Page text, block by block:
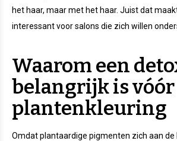
het haar, maar met het haar. Juist dat
interessant voor salons die zich willen
Waarom een
belangrijk is vóór
plantenkleuring
Omdat plantaardige pigmenten zich aan